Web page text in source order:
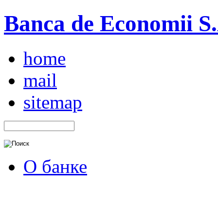
Banca de Economii
home
mail
sitemap
О банке